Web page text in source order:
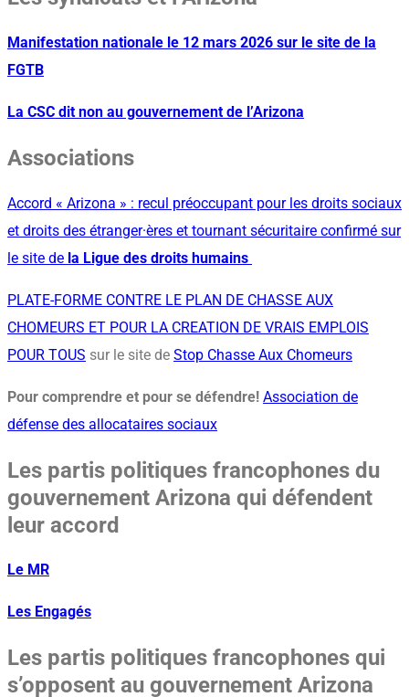
Manifestation nationale le 12 mars 2026 sur le site de la
FGTB
La CSC dit non au gouvernement de l’Arizona
Associations
Accord « Arizona » : recul préoccupant pour les droits sociaux
et droits des étranger·ères et tournant sécuritaire confirmé sur
le site de la Ligue des droits humains
PLATE-FORME CONTRE LE PLAN DE CHASSE AUX
CHOMEURS ET POUR LA CREATION DE VRAIS EMPLOIS
POUR TOUS sur le site de Stop Chasse Aux Chomeurs
Pour comprendre et pour se défendre! Association de
défense des allocataires sociaux
Les partis politiques francophones du
gouvernement Arizona qui défendent
leur accord
Le MR
Les Engagés
Les partis politiques francophones qui
s’opposent au gouvernement Arizona